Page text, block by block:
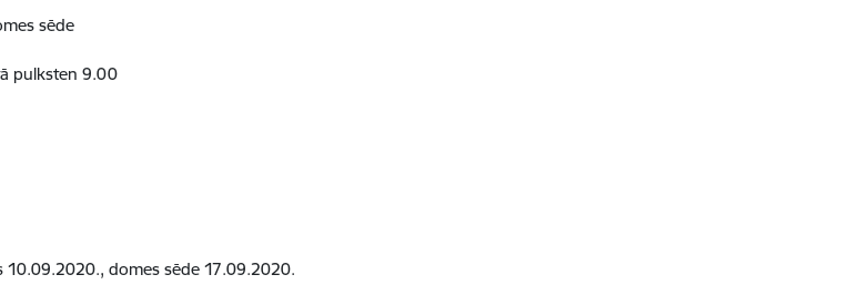
sēde
pulksten 9.00
10.09.2020., domes sēde 17.09.2020.